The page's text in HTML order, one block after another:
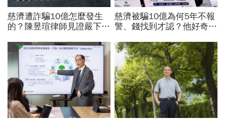
慈濟遭詐騙10億怎麼發生
的？陳昱瑄律師見證嚴下跪
金，洗錢手法曝光…慈濟回
應了
慈濟被騙10億為何5年不報
警、錢找到才認？他好奇：
「擋疫苗」黑鍋只求1件事